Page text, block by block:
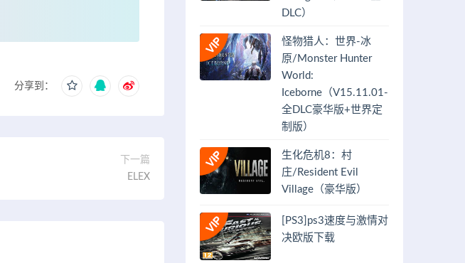
分享到：
下一篇
ELEX
DLC）
怪物猎人：世界-冰
原/Monster Hunter
World:
Iceborne（V15.11.01-
全DLC豪华版+世界定
制版）
生化危机8：村
庄/Resident Evil
Village（豪华版）
[PS3]ps3速度与激情对
决欧版下载